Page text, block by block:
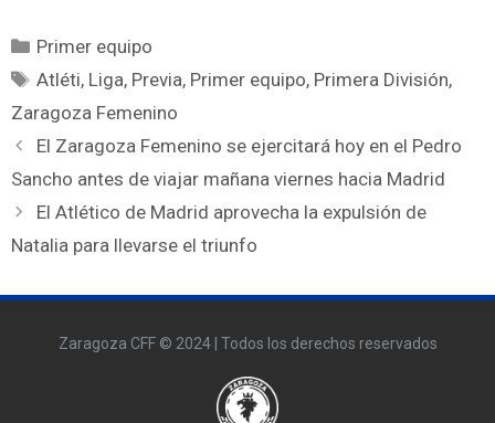
Primer equipo
Atléti, Liga, Previa, Primer equipo, Primera División,
Zaragoza Femenino
El Zaragoza Femenino se ejercitará hoy en el Pedro
Sancho antes de viajar mañana viernes hacia Madrid
El Atlético de Madrid aprovecha la expulsión de
Natalia para llevarse el triunfo
Zaragoza CFF © 2024 | Todos los derechos reservados